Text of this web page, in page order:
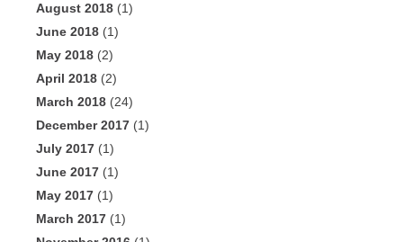
August 2018 (1)
June 2018 (1)
May 2018 (2)
April 2018 (2)
March 2018 (24)
December 2017 (1)
July 2017 (1)
June 2017 (1)
May 2017 (1)
March 2017 (1)